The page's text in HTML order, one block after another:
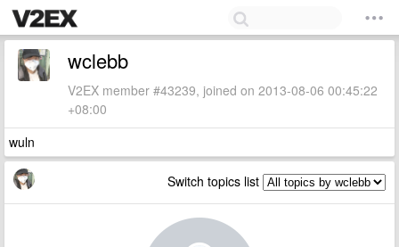
wclebb
V2EX member #43239, joined on 2013-08-06 00:45:22
+08:00
wuln
Switch topics list